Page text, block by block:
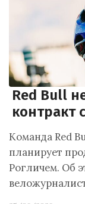
Red Bull
контракт
Команда Red
планирует
Рогличем. Об